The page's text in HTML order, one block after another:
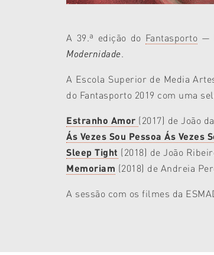
A 39.ª edição do Fantasporto —
Modernidade.
A Escola Superior de Media
do Fantasporto 2019 com uma
Estranho Amor (2017) de João
Ás Vezes Sou Pessoa Ás Vezes
Sleep Tight (2018) de João
Memoriam (2018) de Andreia
A sessão com os filmes da